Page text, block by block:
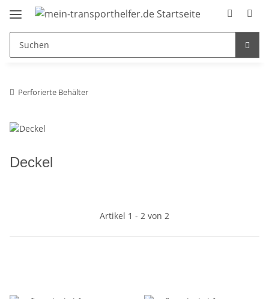
Perforierte Behälter
Deckel
Artikel 1 - 2 von 2